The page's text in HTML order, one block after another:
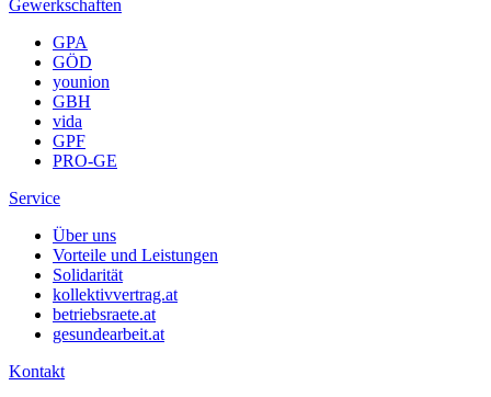
Gewerkschaften
GPA
GÖD
younion
GBH
vida
GPF
PRO-GE
Service
Über uns
Vorteile und Leistungen
Solidarität
kollektivvertrag.at
betriebsraete.at
gesundearbeit.at
Kontakt